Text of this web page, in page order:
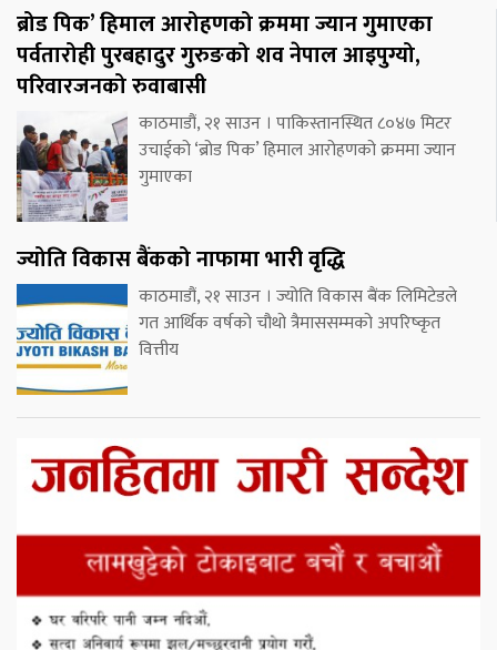
ब्रोड पिक’ हिमाल आरोहणको क्रममा ज्यान गुमाएका
पर्वतारोही पुरबहादुर गुरुङको शव नेपाल आइपुग्यो,
परिवारजनको रुवाबासी
काठमाडौं, २१ साउन । पाकिस्तानस्थित ८०४७ मिटर
उचाईको ‘ब्रोड पिक’ हिमाल आरोहणको क्रममा ज्यान
गुमाएका
ज्योति विकास बैंकको नाफामा भारी वृद्धि
काठमाडौं, २१ साउन । ज्योति विकास बैंक लिमिटेडले
गत आर्थिक वर्षको चौथो त्रैमाससम्मको अपरिष्कृत
वित्तीय